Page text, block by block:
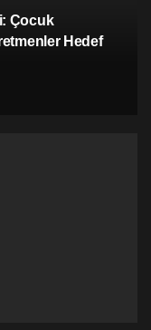
Çocuk
Hedef